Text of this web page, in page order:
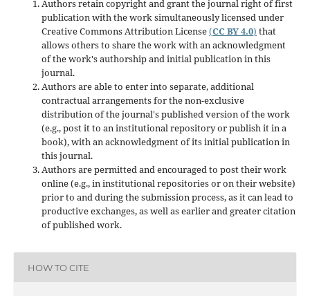
Authors retain copyright and grant the journal right of first
publication with the work simultaneously licensed under
Creative Commons Attribution License(CC BY 4.0) that
allows others to share the work with an acknowledgment
of the work's authorship and initial publication in this
journal.
Authors are able to enter into separate, additional
contractual arrangements for the non-exclusive
distribution of the journal's published version of the work
(e.g., post it to an institutional repository or publish it in a
book), with an acknowledgment of its initial publication in
this journal.
Authors are permitted and encouraged to post their work
online (e.g., in institutional repositories or on their website)
prior to and during the submission process, as it can lead to
productive exchanges, as well as earlier and greater citation
of published work.
HOW TO CITE